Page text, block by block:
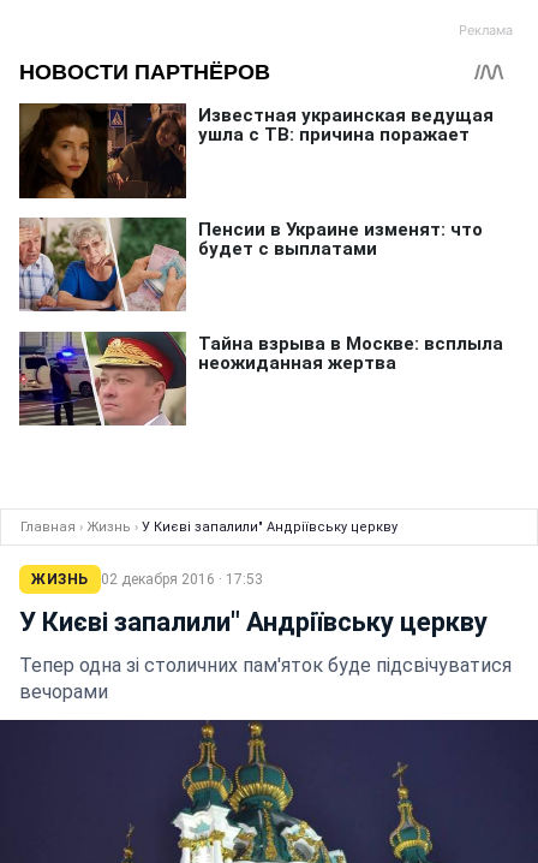
Главная › Жизнь › У Києві запалили" Андріївську церкву
ЖИЗНЬ 02 декабря 2016 · 17:53
У Києві запалили" Андріївську церкву
Тепер одна зі столичних пам'яток буде підсвічуватися
вечорами